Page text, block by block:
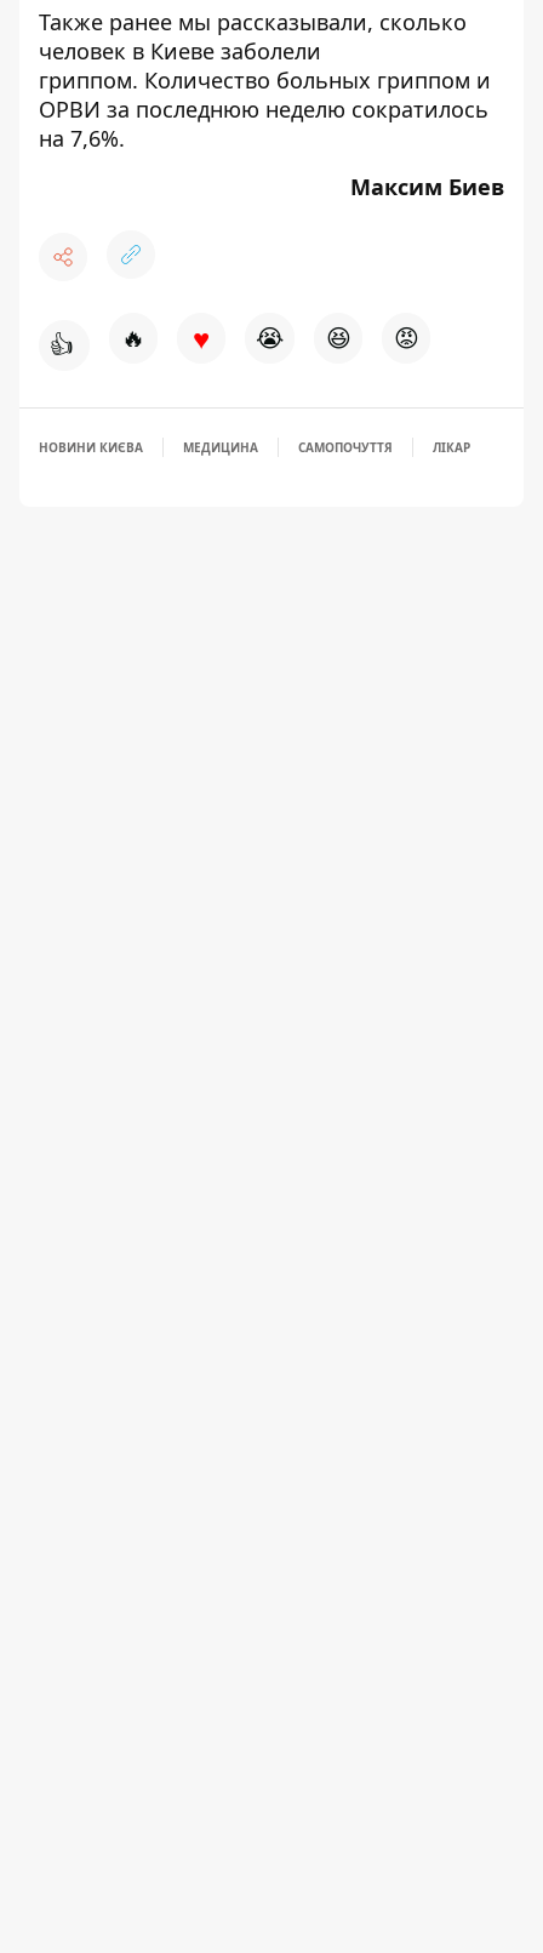
Также ранее мы рассказывали, сколько
человек в Киеве заболели
гриппом. Количество больных гриппом и
ОРВИ за последнюю неделю сократилось
на 7,6%.
Максим Биев
👍 🔥 ♥ 😭 😆 😡
НОВИНИ КИЄВА МЕДИЦИНА САМОПОЧУТТЯ ЛІКАР